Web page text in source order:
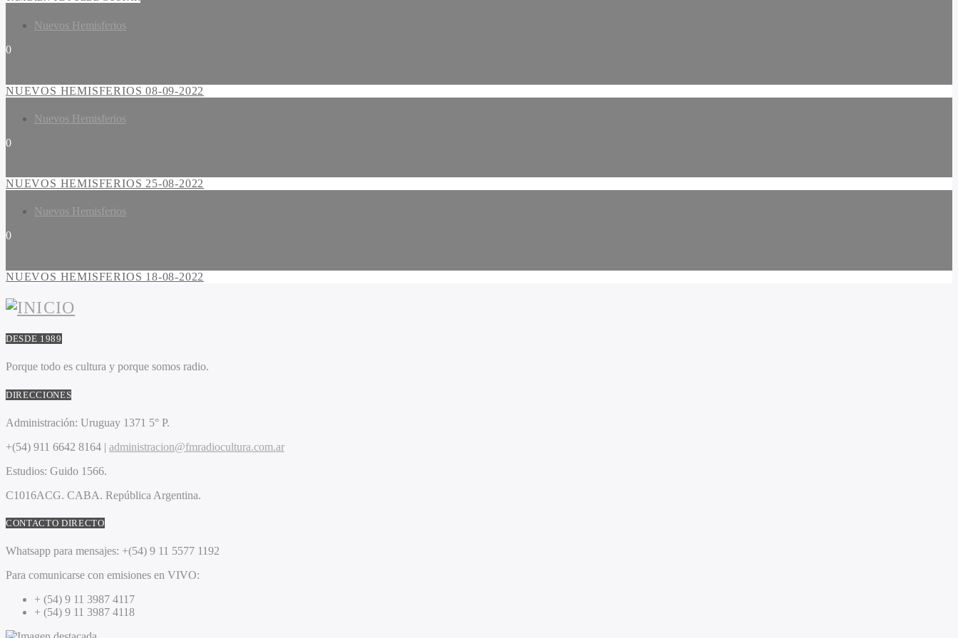
Nuevos Hemisferios
0
NUEVOS HEMISFERIOS 08-09-2022
Nuevos Hemisferios
0
NUEVOS HEMISFERIOS 25-08-2022
Nuevos Hemisferios
0
NUEVOS HEMISFERIOS 18-08-2022
DESDE 1989
Porque todo es cultura y porque somos radio.
DIRECCIONES
Administración: Uruguay 1371 5° P.
+(54) 911 6642 8164 | administracion@fmradiocultura.com.ar
Estudios: Guido 1566.
C1016ACG. CABA. República Argentina.
CONTACTO DIRECTO
Whatsapp para mensajes: +(54) 9 11 5577 1192
Para comunicarse con emisiones en VIVO:
+ (54) 9 11 3987 4117
+ (54) 9 11 3987 4118